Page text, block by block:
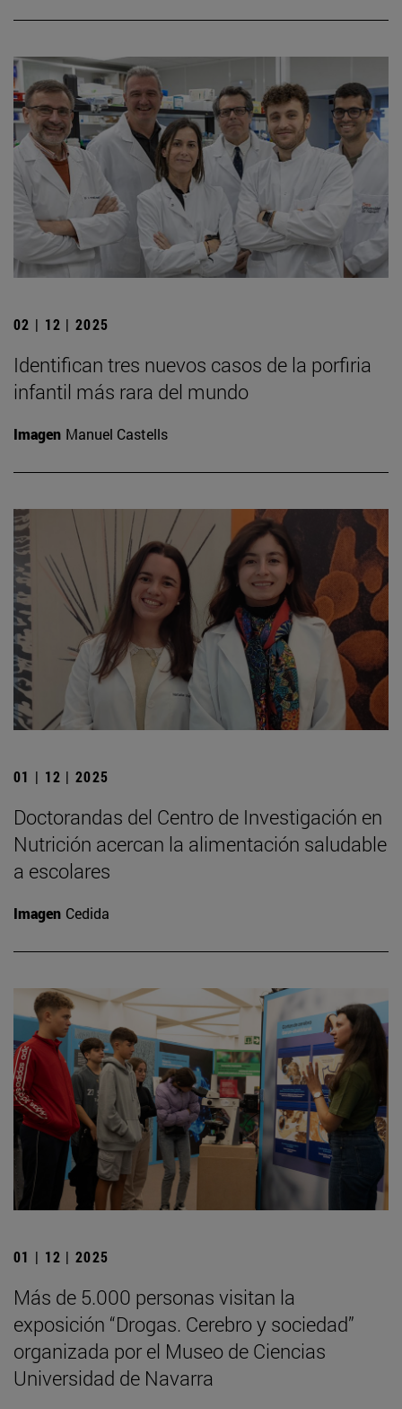
02 | 12 | 2025
Identifican tres nuevos casos de la porfiria
infantil más rara del mundo
Imagen Manuel Castells
01 | 12 | 2025
Doctorandas del Centro de Investigación en
Nutrición acercan la alimentación saludable
a escolares
Imagen Cedida
01 | 12 | 2025
Más de 5.000 personas visitan la
exposición “Drogas. Cerebro y sociedad”
organizada por el Museo de Ciencias
Universidad de Navarra